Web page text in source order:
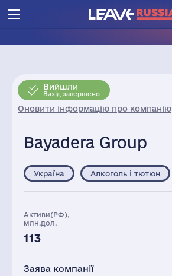
Вийшли
Вихід завершено
Оновити інформацію про компанію
Bayadera Group
Україна Алкоголь і тютюн
Активи(РФ),
млн.дол.
113
Заява компанії